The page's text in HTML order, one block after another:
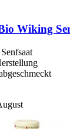
Wiking